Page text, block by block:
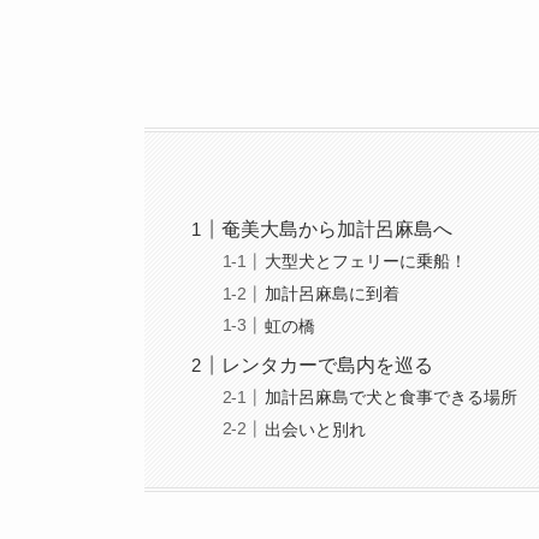
奄美大島から加計呂麻島へ
大型犬とフェリーに乗船！
加計呂麻島に到着
虹の橋
レンタカーで島内を巡る
加計呂麻島で犬と食事できる場所
出会いと別れ